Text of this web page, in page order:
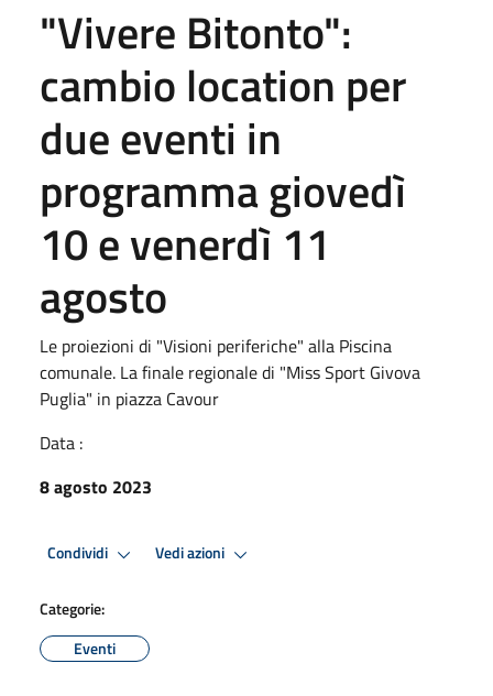
"Vivere Bitonto":
cambio location per
due eventi in
programma giovedì
10 e venerdì 11
agosto
Le proiezioni di "Visioni periferiche" alla Piscina
comunale. La finale regionale di "Miss Sport Givova
Puglia" in piazza Cavour
Data :
8 agosto 2023
Condividi Vedi azioni
Categorie:
Eventi